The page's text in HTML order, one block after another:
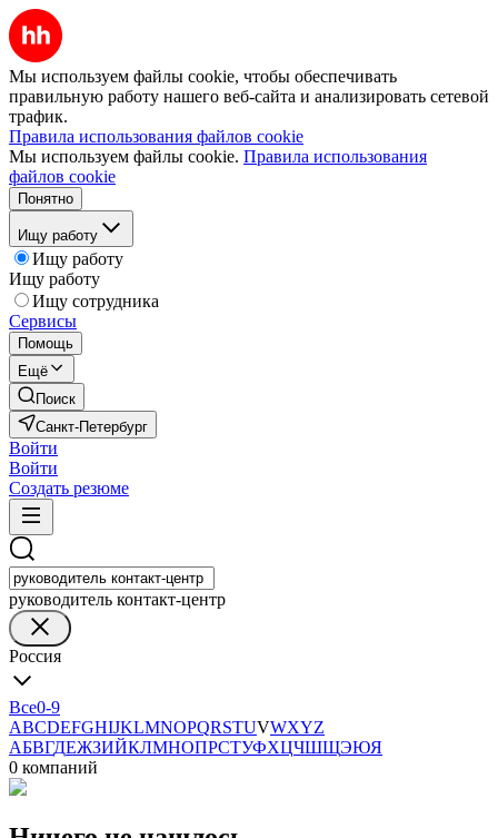
Мы используем файлы cookie, чтобы обеспечивать
правильную работу нашего веб-сайта и анализировать сетевой
трафик.
Правила использования файлов cookie
Мы используем файлы cookie. Правила использования
файлов cookie
Понятно
Ищу работу
Ищу работу
Ищу работу
Ищу сотрудника
Сервисы
Помощь
Ещё
Поиск
Санкт-Петербург
Войти
Войти
Создать резюме
руководитель контакт-центр
Россия
Все0-9
ABCDEFGHIJKLMNOPQRSTUVWXYZ
АБВГДЕЖЗИЙКЛМНОПРСТУФХЦЧШЩЭЮЯ
0 компаний